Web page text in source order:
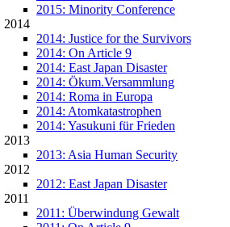
2015: Minority Conference
2014
2014: Justice for the Survivors
2014: On Article 9
2014: East Japan Disaster
2014: Ökum.Versammlung
2014: Roma in Europa
2014: Atomkatastrophen
2014: Yasukuni für Frieden
2013
2013: Asia Human Security
2012
2012: East Japan Disaster
2011
2011: Überwindung Gewalt